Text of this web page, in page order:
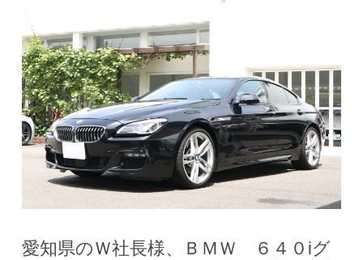
愛知県のＷ社長様、ＢＭＷ ６４０iグ